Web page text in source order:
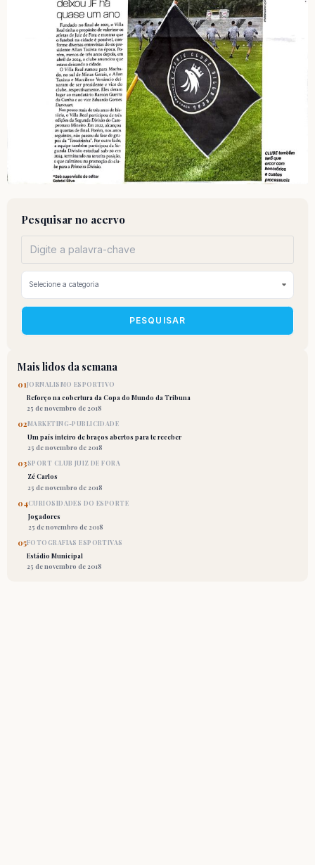
Pesquisar no acervo
PESQUISAR
Mais lidos da semana
01JORNALISMO ESPORTIVO
Reforço na cobertura da Copa do Mundo da Tribuna
25 de novembro de 2018
02MARKETING-PUBLICIDADE
Um país inteiro de braços abertos para te receber
25 de novembro de 2018
03SPORT CLUB JUIZ DE FORA
Zé Carlos
25 de novembro de 2018
04CURIOSIDADES DO ESPORTE
Jogadores
25 de novembro de 2018
05FOTOGRAFIAS ESPORTIVAS
Estádio Municipal
25 de novembro de 2018